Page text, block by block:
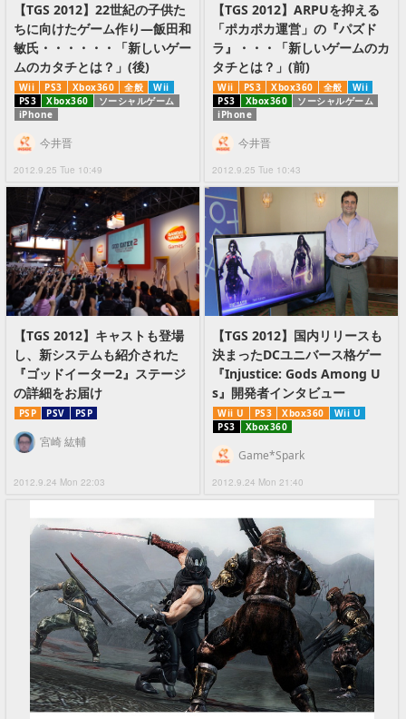
【TGS 2012】22世紀の子供た
ちに向けたゲーム作り―飯田和
敏氏・・・・・・「新しいゲー
ムのカタチとは？」(後)
Wii PS3 Xbox360 全般
Wii
PS3
Xbox360
ソーシャルゲーム
iPhone
2012.9.25 Tue 10:49
今井晋
【TGS 2012】ARPUを抑える
「ポカポカ運営」の『パズド
ラ』・・・「新しいゲームのカ
タチとは？」(前)
Wii PS3 Xbox360 全般
Wii
PS3
Xbox360
ソーシャルゲーム
iPhone
2012.9.25 Tue 10:43
今井晋
【TGS 2012】キャストも登場
し、新システムも紹介された
『ゴッドイーター2』ステージ
の詳細をお届け
PSP PSV PSP
2012.9.24 Mon 22:03
宮崎 紘輔
【TGS 2012】国内リリースも
決まったDCユニバース格ゲー
『Injustice: Gods Among U
s』開発者インタビュー
Wii U PS3 Xbox360
Wii U
PS3
Xbox360
2012.9.24 Mon 21:40
Game*Spark